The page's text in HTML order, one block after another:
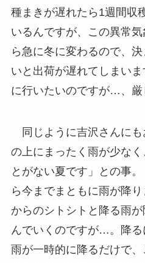
種まきが遅れたら1週間収
いるんですが、この異常
ら急に冬に変わるので、
いと出荷が遅れてしまい
に行いたいのですが…、厳
同じように吉沢さんにも
の上にまったく雨が少な
とがない夏です」との事
ら今までまともに雨が降
からのシトシトと降る雨
んでいくのですが…。降
雨が一時的に降るだけで